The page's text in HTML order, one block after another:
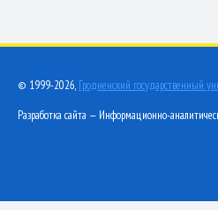
© 1999-2026, Гродненский государственный
Разработка сайта — Информационно-